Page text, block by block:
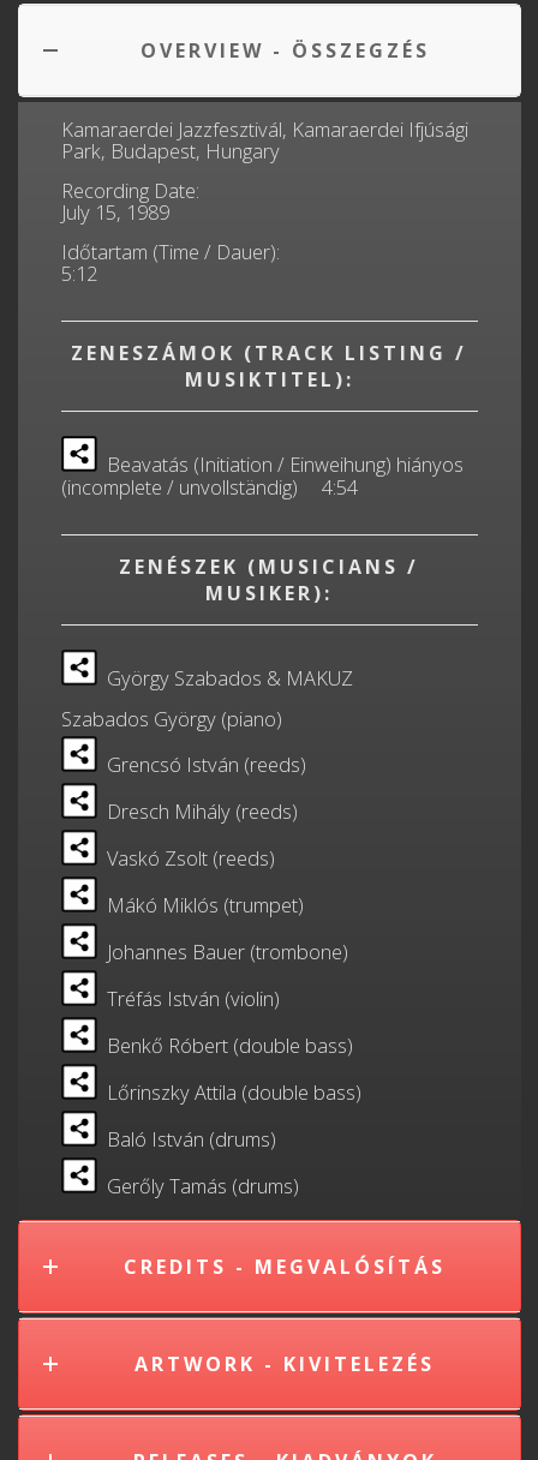
OVERVIEW - ÖSSZEGZÉS
Kamaraerdei Jazzfesztivál, Kamaraerdei Ifjúsági
Park, Budapest, Hungary
Recording Date:
July 15, 1989
Időtartam (Time / Dauer):
5:12
ZENESZÁMOK (TRACK LISTING /
MUSIKTITEL):
Beavatás (Initiation / Einweihung) hiányos
(incomplete / unvollständig) 4:54
ZENÉSZEK (MUSICIANS /
MUSIKER):
György Szabados & MAKUZ
Szabados György (piano)
Grencsó István (reeds)
Dresch Mihály (reeds)
Vaskó Zsolt (reeds)
Mákó Miklós (trumpet)
Johannes Bauer (trombone)
Tréfás István (violin)
Benkő Róbert (double bass)
Lőrinszky Attila (double bass)
Baló István (drums)
Gerőly Tamás (drums)
CREDITS - MEGVALÓSÍTÁS
ARTWORK - KIVITELEZÉS